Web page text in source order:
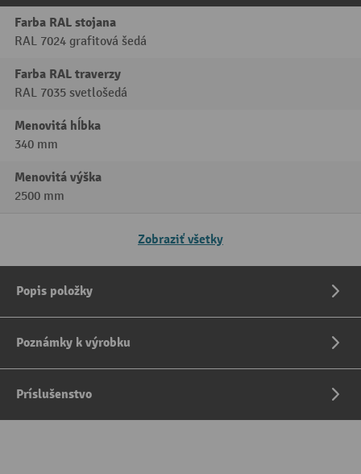
Farba RAL stojana
RAL 7024 grafitová šedá
Farba RAL traverzy
RAL 7035 svetlošedá
Menovitá hĺbka
340 mm
Menovitá výška
2500 mm
Zobraziť všetky
Popis položky
Poznámky k výrobku
Príslušenstvo